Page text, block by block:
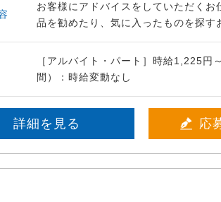
お客様にアドバイスをしていただくお
品を勧めたり、気に入ったものを探す
［アルバイト・パート］時給1,225円
間）：時給変動なし
詳細を見る 応